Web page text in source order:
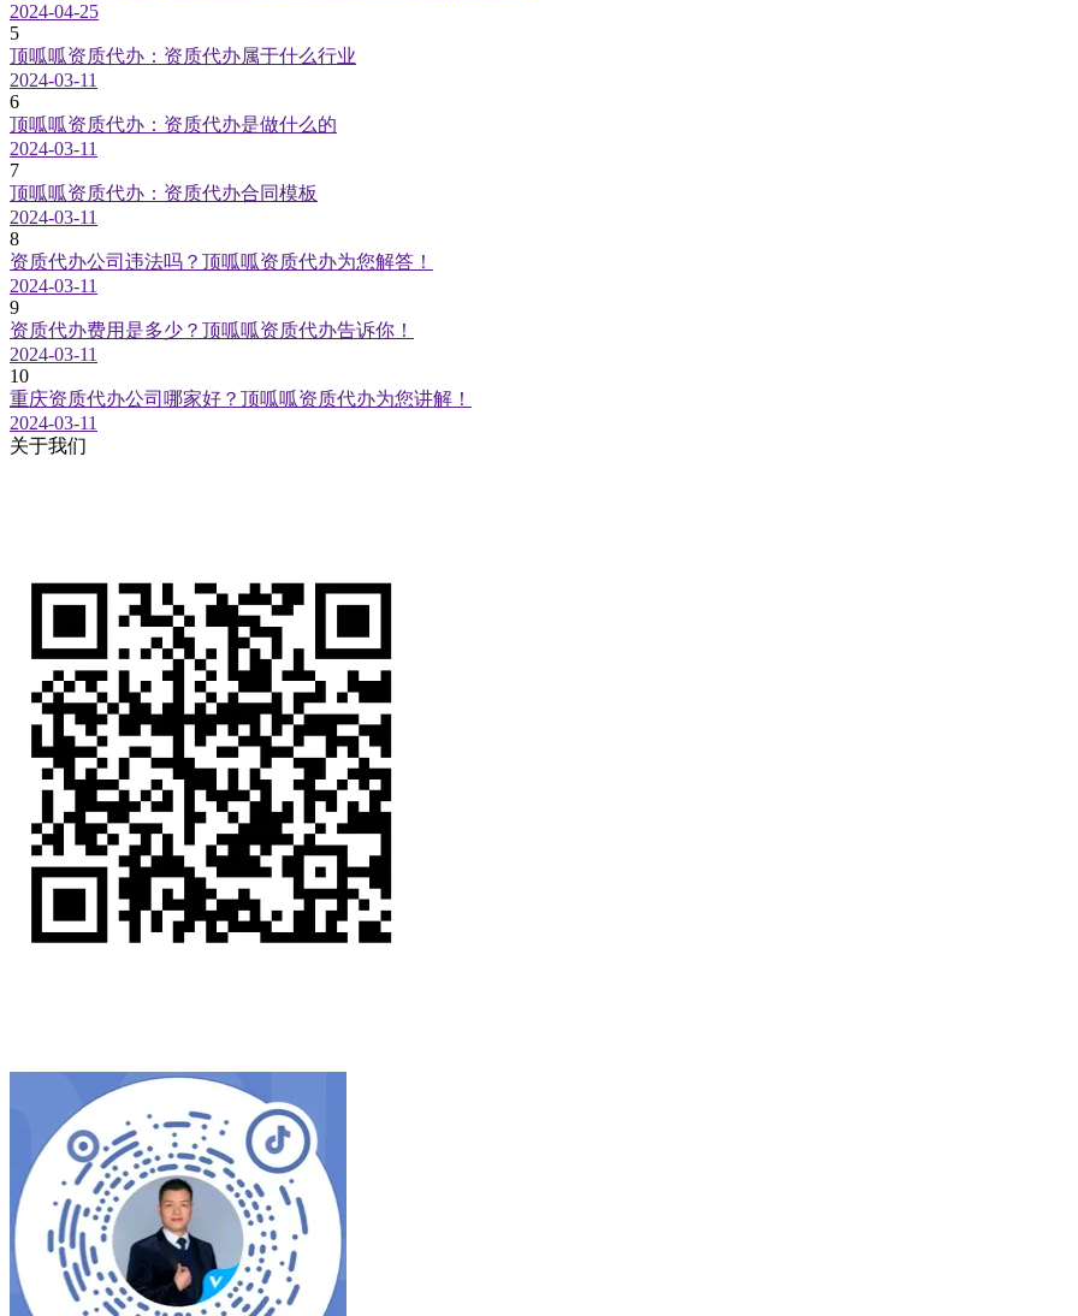
2024-04-25
5
顶呱呱资质代办：资质代办属于什么行业
2024-03-11
6
顶呱呱资质代办：资质代办是做什么的
2024-03-11
7
顶呱呱资质代办：资质代办合同模板
2024-03-11
8
资质代办公司违法吗？顶呱呱资质代办为您解答！
2024-03-11
9
资质代办费用是多少？顶呱呱资质代办告诉你！
2024-03-11
10
重庆资质代办公司哪家好？顶呱呱资质代办为您讲解！
2024-03-11
关于我们